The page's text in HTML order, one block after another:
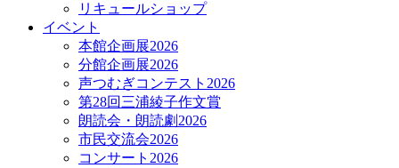
リキュールショップ
イベント
本館企画展2026
分館企画展2026
声つむぎコンテスト2026
第28回三浦綾子作文賞
朗読会・朗読劇2026
市民交流会2026
コンサート2026